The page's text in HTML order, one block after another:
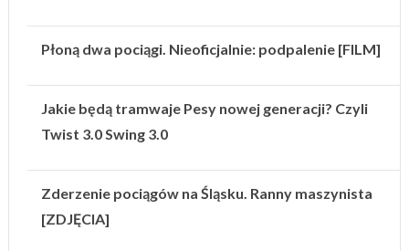
Płoną dwa pociągi. Nieoficjalnie: podpalenie [FILM]
Jakie będą tramwaje Pesy nowej generacji? Czyli
Twist 3.0 Swing 3.0
Zderzenie pociągów na Śląsku. Ranny maszynista
[ZDJĘCIA]